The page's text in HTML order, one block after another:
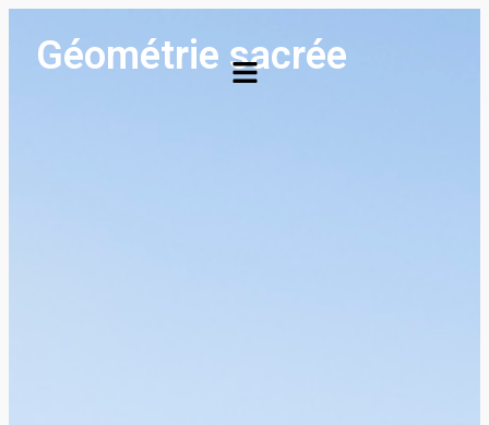
Géométrie sacrée